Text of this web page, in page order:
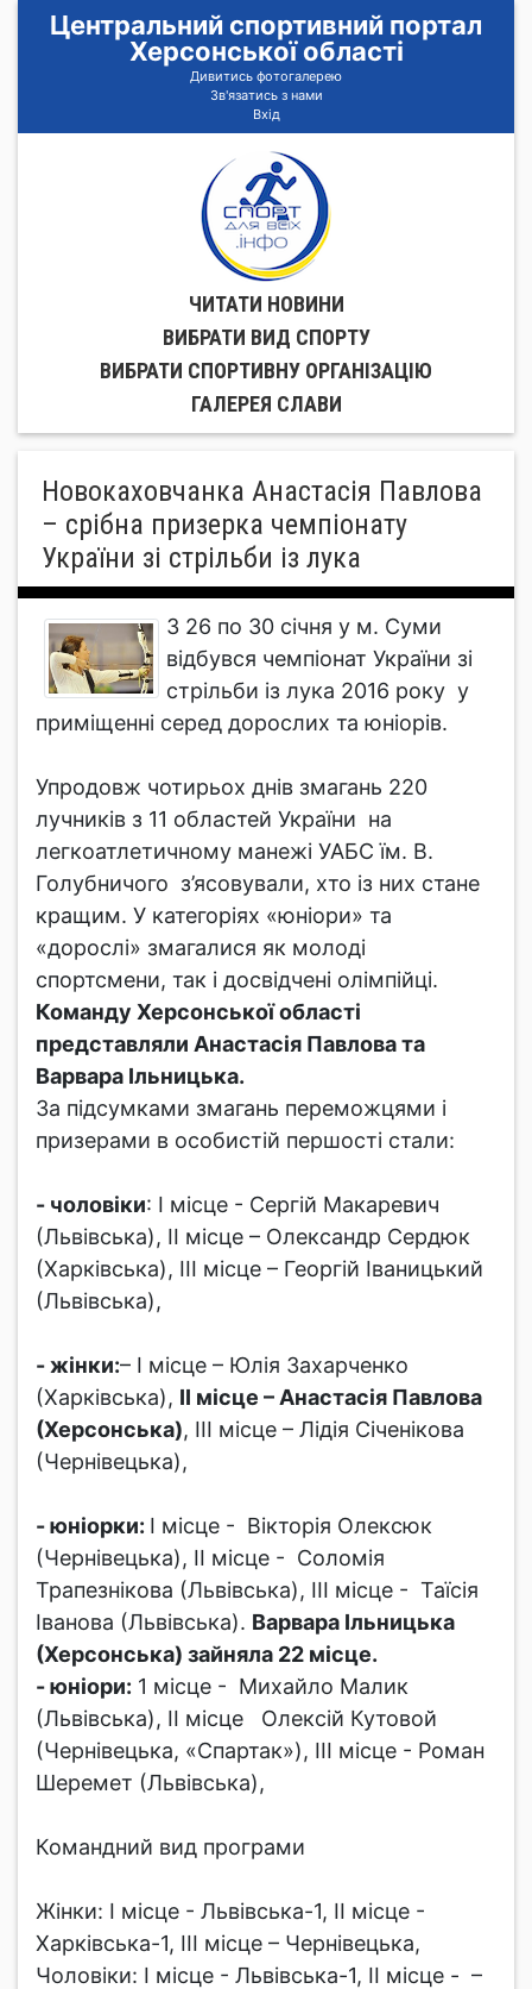
Центральний спортивний портал
Херсонської області
Дивитись фотогалерею
Зв'язатись з нами
Вхід
ЧИТАТИ НОВИНИ
ВИБРАТИ ВИД СПОРТУ
ВИБРАТИ СПОРТИВНУ ОРГАНIЗАЦIЮ
ГАЛЕРЕЯ СЛАВИ
Новокаховчанка Анастасія Павлова
– срібна призерка чемпіонату
України зі стрільби із лука
З 26 по 30 січня у м. Суми
відбувся чемпіонат України зі
стрільби із лука 2016 року у
приміщенні серед дорослих та юніорів.
Упродовж чотирьох днів змагань 220
лучників з 11 областей України на
легкоатлетичному манежі УАБС їм. В.
Голубничого з’ясовували, хто із них стане
кращим. У категоріях «юніори» та
«дорослі» змагалися як молоді
спортсмени, так і досвідчені олімпійці.
Команду Херсонської області
представляли Анастасія Павлова та
Варвара Ільницька.
За підсумками змагань переможцями і
призерами в особистій першості стали:
- чоловіки: І місце - Сергій Макаревич
(Львівська), ІІ місце – Олександр Сердюк
(Харківська), ІІІ місце – Георгій Іваницький
(Львівська),
- жінки:– І місце – Юлія Захарченко
(Харківська), ІІ місце – Анастасія Павлова
(Херсонська), ІІІ місце – Лідія Січенікова
(Чернівецька),
- юніорки: І місце - Вікторія Олексюк
(Чернівецька), ІІ місце - Соломія
Трапезнікова (Львівська), ІІІ місце - Таїсія
Іванова (Львівська). Варвара Ільницька
(Херсонська) зайняла 22 місце.
- юніори: 1 місце - Михайло Малик
(Львівська), ІІ місце Олексій Кутовой
(Чернівецька, «Спартак»), ІІІ місце - Роман
Шеремет (Львівська),
Командний вид програми
Жінки: І місце - Львівська-1, ІІ місце -
Харківська-1, ІІІ місце – Чернівецька,
Чоловіки: І місце - Львівська-1, ІІ місце - –